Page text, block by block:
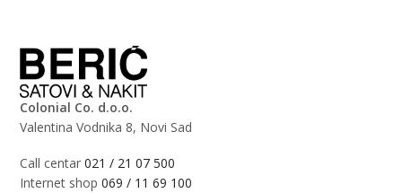
Colonial Co. d.o.o.
Valentina Vodnika 8, Novi Sad
Call centar021 / 21 07 500
Internet shop069 / 11 69 100